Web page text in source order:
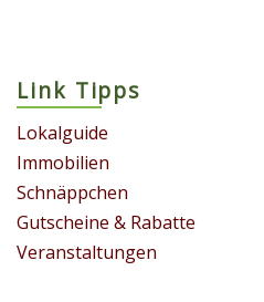
Link Tipps
Lokalguide
Immobilien
Schnäppchen
Gutscheine & Rabatte
Veranstaltungen